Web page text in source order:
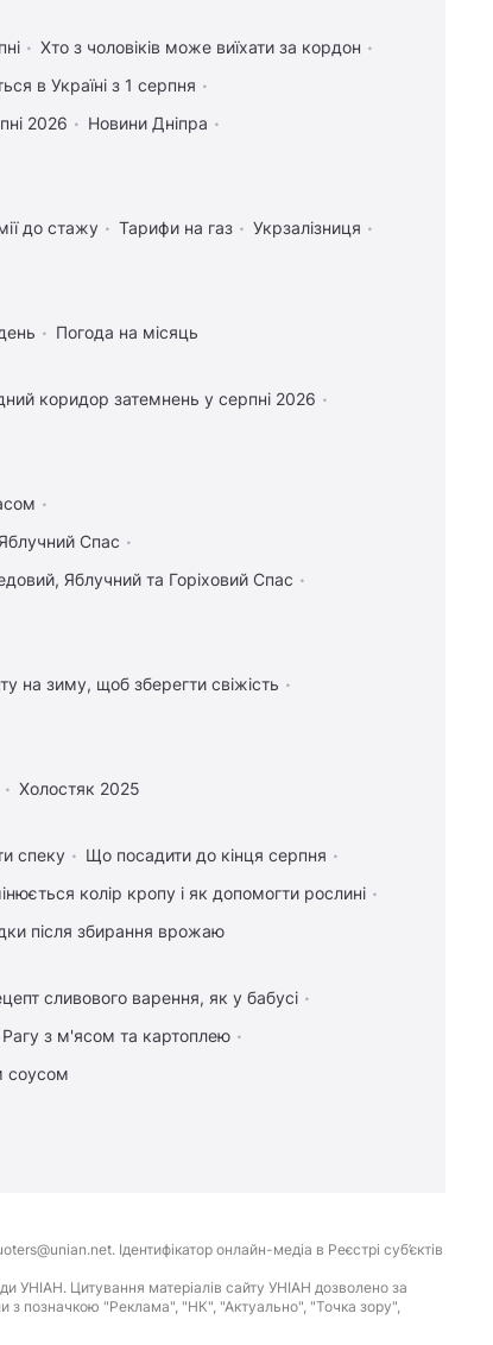
Хто з чоловіків може виїхати за кордон
в Україні з 1 серпня
2026
Новини Дніпра
до стажу Тарифи на газ
Укрзалізниця
Погода на місяць
коридор затемнень у серпні 2026
Спас
Яблучний та Горіховий Спас
на зиму, щоб зберегти свіжість
Холостяк 2025
спеку
Що посадити до кінця серпня
колір кропу і як допомогти рослині
після збирання врожаю
сливового варення, як у бабусі
Рагу з м'ясом та картоплею
соусом
Ідентифікатор онлайн-медіа в Реєстрі суб’єктів
УНІАН. Цитування матеріалів сайту УНІАН дозволено за
з позначкою "Реклама", "НК", "Актуально", "Точка зору",